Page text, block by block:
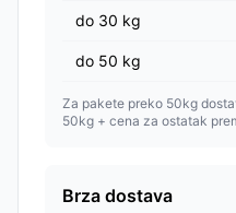
do 30 kg
do 50 kg
Za pakete preko 50kg
50kg + cena za ostatak
Brza dostava